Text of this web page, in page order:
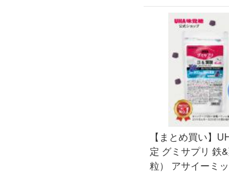
【まとめ買い】
定 グミサプリ 鉄
粒） アサイーミ